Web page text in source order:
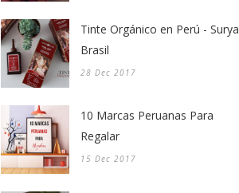
Tinte Orgánico en Perú - Surya
Brasil
28 Dec 2017
10 Marcas Peruanas Para
Regalar
15 Dec 2017